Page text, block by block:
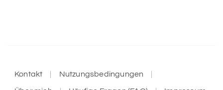
Kontakt Nutzungsbedingungen